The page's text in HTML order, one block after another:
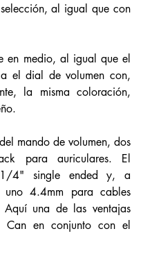
al igual que con
en medio, al igual que el
el dial de volumen con,
la misma coloración,
mando de volumen, dos
para auriculares. El
4" single ended y, a
uno 4.4mm para cables
Aquí una de las ventajas
en conjunto con el